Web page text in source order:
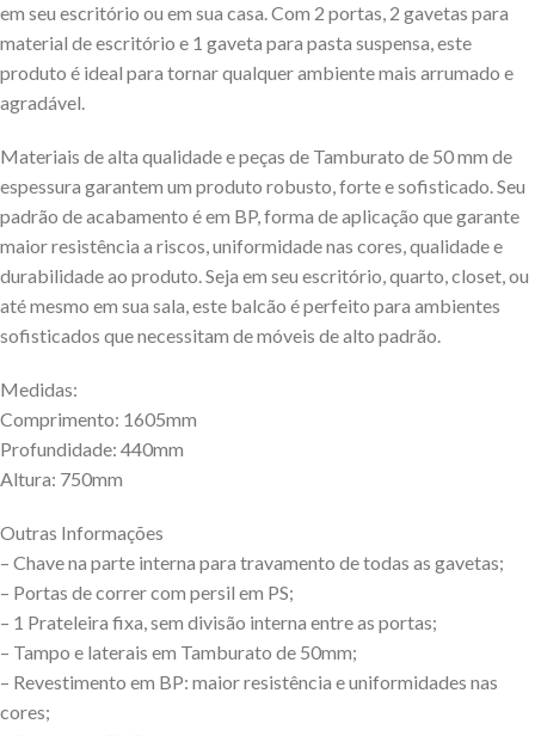
em seu escritório ou em sua casa. Com 2 portas, 2 gavetas para
material de escritório e 1 gaveta para pasta suspensa, este
produto é ideal para tornar qualquer ambiente mais arrumado e
agradável.
Materiais de alta qualidade e peças de Tamburato de 50 mm de
espessura garantem um produto robusto, forte e sofisticado. Seu
padrão de acabamento é em BP, forma de aplicação que garante
maior resistência a riscos, uniformidade nas cores, qualidade e
durabilidade ao produto. Seja em seu escritório, quarto, closet, ou
até mesmo em sua sala, este balcão é perfeito para ambientes
sofisticados que necessitam de móveis de alto padrão.
Medidas:
Comprimento: 1605mm
Profundidade: 440mm
Altura: 750mm
Outras Informações
– Chave na parte interna para travamento de todas as gavetas;
– Portas de correr com persil em PS;
– 1 Prateleira fixa, sem divisão interna entre as portas;
– Tampo e laterais em Tamburato de 50mm;
– Revestimento em BP: maior resistência e uniformidades nas
cores;